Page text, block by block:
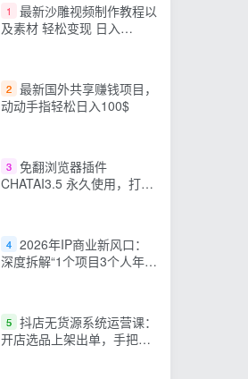
1
最新沙雕视频制作教程以
及素材 轻松变现 日入
2 最新国外共享赚钱项目，
动动手指轻松日入100$
3 免翻浏览器插件
CHATAI3.5 永久使用，打开
4 2026年IP商业新风口：
深度拆解“1个项目3个人年入
5 抖店无货源系统运营课：
开店选品上架出单，手把手